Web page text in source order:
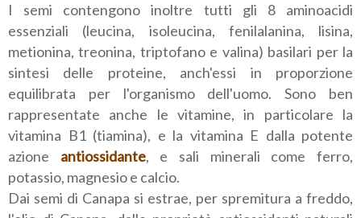
I semi contengono inoltre tutti gli 8 aminoacidi
essenziali (leucina, isoleucina, fenilalanina, lisina,
metionina, treonina, triptofano e valina) basilari per la
sintesi delle proteine, anch'essi in proporzione
equilibrata per l'organismo dell'uomo. Sono ben
rappresentate anche le vitamine, in particolare la
vitamina B1 (tiamina), e la vitamina E dalla potente
azione antiossidante, e sali minerali come ferro,
potassio, magnesio e calcio.
Dai semi di Canapa si estrae, per spremitura a freddo,